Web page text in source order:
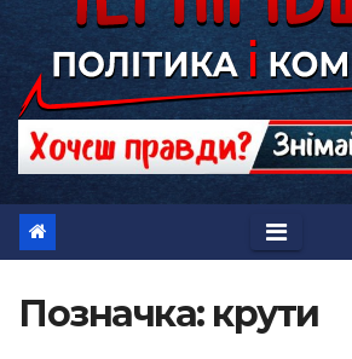
Позначка: крути